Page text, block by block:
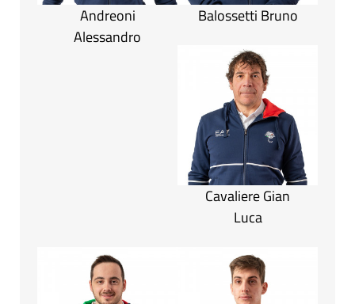
Andreoni
Alessandro
Balossetti Bruno
Cavaliere Gian
Luca